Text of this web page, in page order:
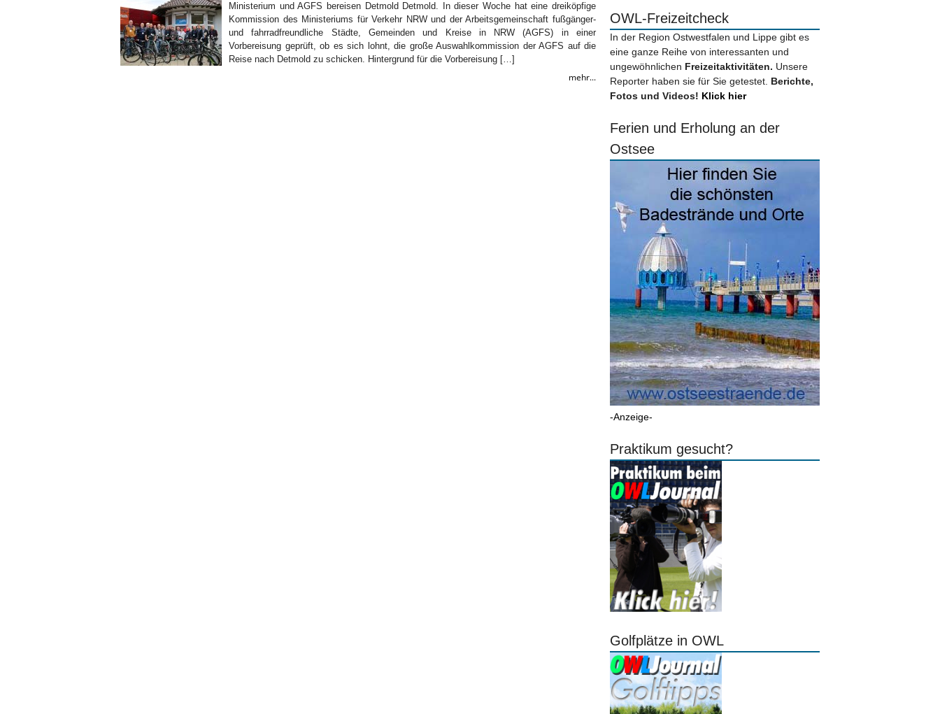
Ministerium und AGFS bereisen Detmold Detmold. In dieser Woche hat eine dreiköpfige
Kommission des Ministeriums für Verkehr NRW und der Arbeitsgemeinschaft fußgänger-
und fahrradfreundliche Städte, Gemeinden und Kreise in NRW (AGFS) in einer
Vorbereisung geprüft, ob es sich lohnt, die große Auswahlkommission der AGFS auf die
Reise nach Detmold zu schicken. Hintergrund für die Vorbereisung […]
mehr...
OWL-Freizeitcheck
In der Region Ostwestfalen und Lippe gibt es
eine ganze Reihe von interessanten und
ungewöhnlichen Freizeitaktivitäten. Unsere
Reporter haben sie für Sie getestet. Berichte,
Fotos und Videos! Klick hier
Ferien und Erholung an der
Ostsee
-Anzeige-
Praktikum gesucht?
Golfplätze in OWL